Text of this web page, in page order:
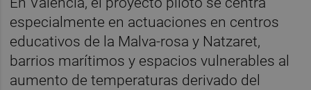
especialmente en actuaciones en centros
educativos de la Malva-rosa y Natzaret,
barrios marítimos y espacios vulnerables al
aumento de temperaturas derivado del